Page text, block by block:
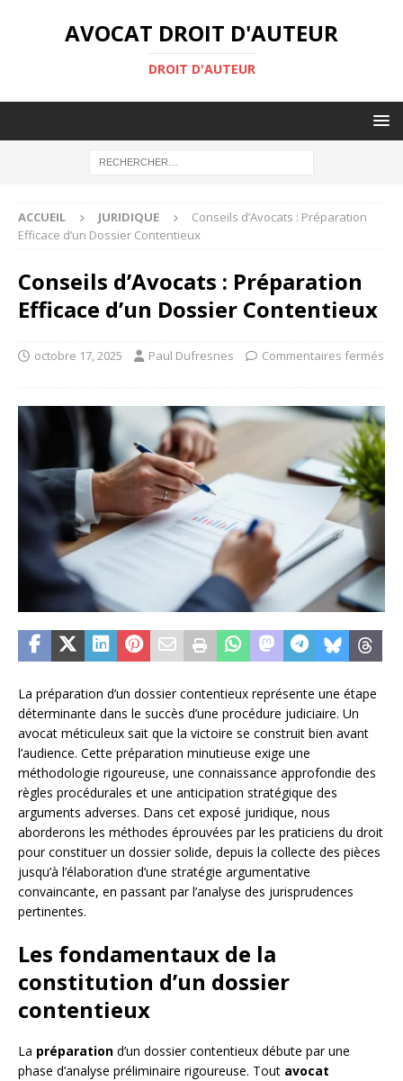
AVOCAT DROIT D'AUTEUR
DROIT D'AUTEUR
ACCUEIL JURIDIQUE
Conseils d’Avocats : Préparation
Efficace d’un Dossier Contentieux
Conseils d’Avocats : Préparation
Efficace d’un Dossier Contentieux
octobre 17, 2025 Paul Dufresnes Commentaires fermés
La préparation d’un dossier contentieux représente une étape
déterminante dans le succès d’une procédure judiciaire. Un
avocat méticuleux sait que la victoire se construit bien avant
l’audience. Cette préparation minutieuse exige une
méthodologie rigoureuse, une connaissance approfondie des
règles procédurales et une anticipation stratégique des
arguments adverses. Dans cet exposé juridique, nous
aborderons les méthodes éprouvées par les praticiens du droit
pour constituer un dossier solide, depuis la collecte des pièces
jusqu’à l’élaboration d’une stratégie argumentative
convaincante, en passant par l’analyse des jurisprudences
pertinentes.
Les fondamentaux de la
constitution d’un dossier
contentieux
La préparation d’un dossier contentieux débute par une
phase d’analyse préliminaire rigoureuse. Tout avocat